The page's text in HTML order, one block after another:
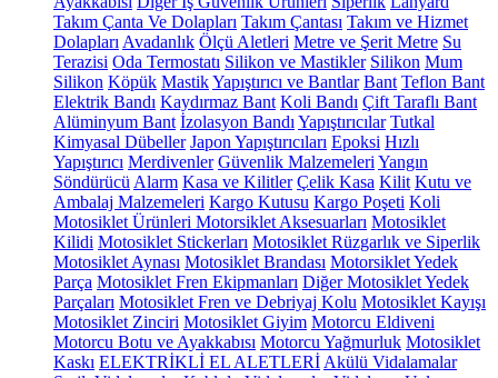
Takım Çanta Ve Dolapları Takım Çantası Takım ve Hizmet
Dolapları Avadanlık Ölçü Aletleri Metre ve Şerit Metre Su
Terazisi Oda Termostatı Silikon ve Mastikler Silikon Mum
Silikon Köpük MastikYapıştırıcı ve Bantlar Bant Teflon Bant
Elektrik Bandı Kaydırmaz Bant Koli Bandı Çift Taraflı Bant
Alüminyum Bant İzolasyon Bandı Yapıştırıcılar Tutkal
Kimyasal Dübeller Japon Yapıştırıcıları Epoksi Hızlı
Yapıştırıcı Merdivenler Güvenlik Malzemeleri Yangın
Söndürücü Alarm Kasa ve Kilitler Çelik Kasa Kilit Kutu ve
Ambalaj Malzemeleri Kargo Kutusu Kargo Poşeti Koli
Motosiklet Ürünleri Motorsiklet Aksesuarları Motosiklet
Kilidi Motosiklet Stickerları Motosiklet Rüzgarlık ve Siperlik
Motosiklet Aynası Motosiklet Brandası Motorsiklet Yedek
Parça Motosiklet Fren Ekipmanları Diğer Motosiklet Yedek
Parçaları Motosiklet Fren ve Debriyaj Kolu Motosiklet Kayışı
Motosiklet Zinciri Motosiklet Giyim Motorcu Eldiveni
Motorcu Botu ve Ayakkabısı Motorcu Yağmurluk Motosiklet
Kaskı ELEKTRİKLİ EL ALETLERİ Akülü Vidalamalar